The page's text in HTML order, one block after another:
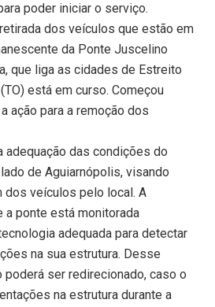
poder iniciar o serviço.
dos veículos que estão em
da Ponte Juscelino
que liga as cidades de Estreito
está em curso. Começou
ação para a remoção dos
adequação das condições do
de Aguiarnópolis, visando
dos veículos pelo local. A
a ponte está monitorada
adequada para detectar
na sua estrutura. Desse
poderá ser redirecionado, caso o
na estrutura durante a